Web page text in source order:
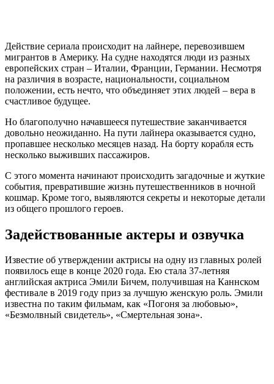
Действие сериала происходит на лайнере, перевозившем
мигрантов в Америку. На судне находятся люди из разных
европейских стран – Италии, Франции, Германии. Несмотря
на различия в возрасте, национальности, социальном
положении, есть нечто, что объединяет этих людей – вера в
счастливое будущее.
Но благополучно начавшееся путешествие заканчивается
довольно неожиданно. На пути лайнера оказывается судно,
пропавшее несколько месяцев назад. На борту корабля есть
несколько выживших пассажиров.
С этого момента начинают происходить загадочные и жуткие
события, превратившие жизнь путешественников в ночной
кошмар. Кроме того, выявляются секреты и некоторые детали
из общего прошлого героев.
Задействованные актеры и озвучка
Известие об утверждении актрисы на одну из главных ролей
появилось еще в конце 2020 года. Ею стала 37-летняя
английская актриса Эмили Бичем, получившая на Каннском
фестивале в 2019 году приз за лучшую женскую роль. Эмили
известна по таким фильмам, как «Погоня за любовью»,
«Безмолвный свидетель», «Смертельная зона».